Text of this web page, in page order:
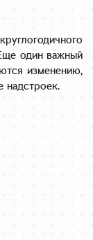
один важный
изменению,
надстроек.